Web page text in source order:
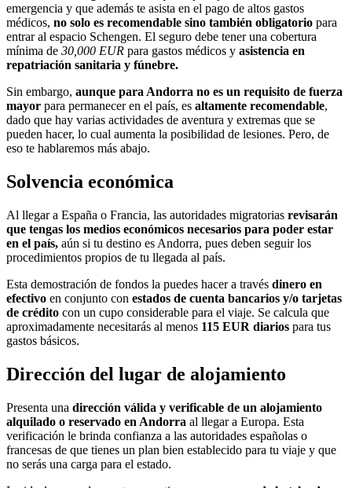
emergencia y que además te asista en el pago de altos gastos
médicos, no solo es recomendable sino también obligatorio para
entrar al espacio Schengen. El seguro debe tener una cobertura
mínima de 30,000 EUR para gastos médicos y asistencia en
repatriación sanitaria y fúnebre.
Sin embargo, aunque para Andorra no es un requisito de fuerza
mayor para permanecer en el país, es altamente recomendable,
dado que hay varias actividades de aventura y extremas que se
pueden hacer, lo cual aumenta la posibilidad de lesiones. Pero, de
eso te hablaremos más abajo.
Solvencia económica
Al llegar a España o Francia, las autoridades migratorias revisarán
que tengas los medios económicos necesarios para poder estar
en el país, aún si tu destino es Andorra, pues deben seguir los
procedimientos propios de tu llegada al país.
Esta demostración de fondos la puedes hacer a través dinero en
efectivo en conjunto con estados de cuenta bancarios y/o tarjetas
de crédito con un cupo considerable para el viaje. Se calcula que
aproximadamente necesitarás al menos 115 EUR diarios para tus
gastos básicos.
Dirección del lugar de alojamiento
Presenta una dirección válida y verificable de un alojamiento
alquilado o reservado en Andorra al llegar a Europa. Esta
verificación le brinda confianza a las autoridades españolas o
francesas de que tienes un plan bien establecido para tu viaje y que
no serás una carga para el estado.